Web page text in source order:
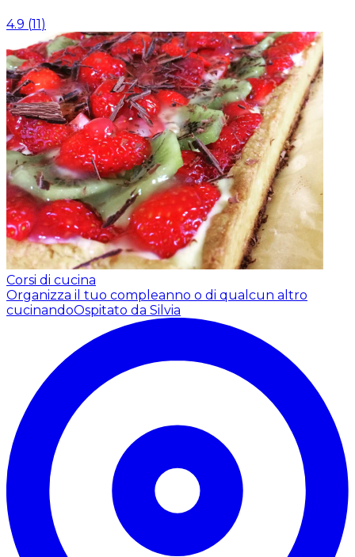
4.9 (11)
Corsi di cucina
Organizza il tuo compleanno o di qualcun altro
cucinandoOspitato da Silvia